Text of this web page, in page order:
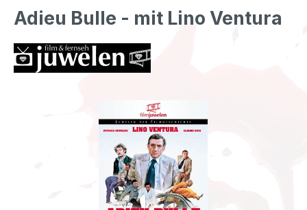
Adieu Bulle - mit Lino Ventura
Bildergalerie überspringen